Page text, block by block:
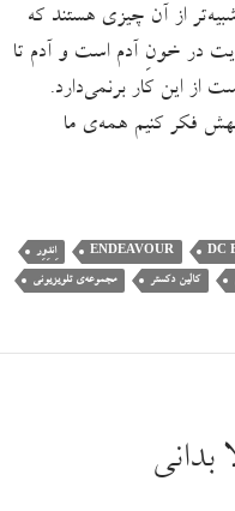
از آن چیزی هستند که
در خونِ آدم است و آدم تا
این کار برنمی‌دارد.
فکر کنیم همه‌ی ما
DC
ENDEAVOUR اِندِوِر
کالین دکستر مجموعه‌ی تلویزیونی
بدانی